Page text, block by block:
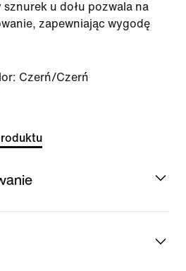
u dołu pozwala na
zapewniając wygodę
Czerń/Czerń